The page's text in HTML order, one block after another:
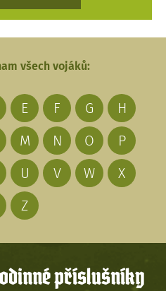
všech vojáků:
E F G
H
M N O
P
U V W
X
Z
příslušníky